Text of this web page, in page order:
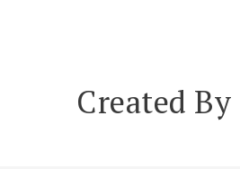
Created By